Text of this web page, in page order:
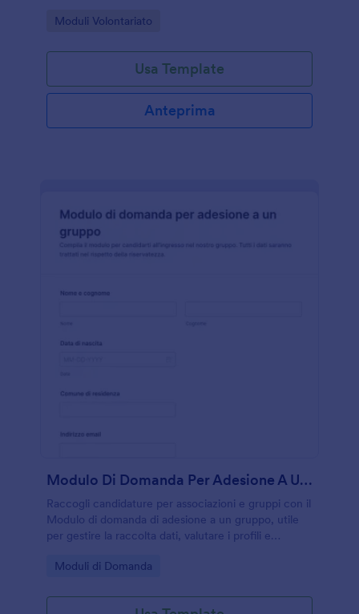
dati e gli invii del modulo online.
Go to Category:
Moduli Volontariato
Usa Template
Anteprima
Modulo Di Domanda Per Adesione A Un Gruppo
Raccogli candidature per associazioni e gruppi con il
Modulo di domanda di adesione a un gruppo, utile
per gestire la raccolta dati, valutare i profili e
Go to Category:
Moduli di Domanda